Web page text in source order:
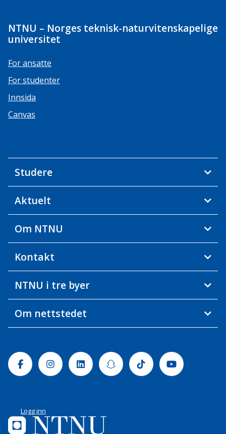
NTNU – Norges teknisk-naturvitenskapelige
universitet
For ansatte
For studenter
Innsida
Canvas
Studere
Aktuelt
Om NTNU
Kontakt
NTNU i tre byer
Om nettstedet
FacebookInstagramLinkedinSnapchatTiktok Youtube
Logg inn